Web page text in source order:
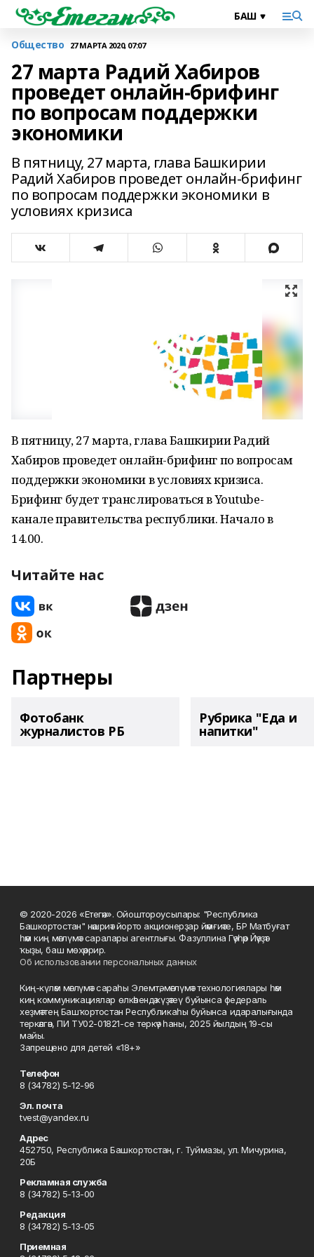
Общество 27 МАРТА 2020, 07:07
27 марта Радий Хабиров
проведет онлайн-брифинг
по вопросам поддержки
экономики
В пятницу, 27 марта, глава Башкирии
Радий Хабиров проведет онлайн-брифинг
по вопросам поддержки экономики в
условиях кризиса
В пятницу, 27 марта, глава Башкирии Радий
Хабиров проведет онлайн-брифинг по вопросам
поддержки экономики в условиях кризиса.
Брифинг будет транслироваться в Youtube-
канале правительства республики. Начало в
14.00.
Читайте нас
Партнеры
Фотобанк
журналистов РБ
Рубрика "Еда и
напитки"
© 2020-2026 «Етегән». Ойоштороусылары: "Республика
Башкортостан" нәшриәт йорто акционерҙар йәмғиәте, БР Матбуғат
һәм киң мәғлүмәт саралары агентлығы. Фазуллина Гәүһәр Йәүҙәт
ҡыҙы, баш мөхәррир.
Об использовании персональных данных
Киң-күләм мәғлүмәт сараһы Элемтә, мәғлүмәт технологиялары һәм
киң коммуникациялар өлкәһендә күҙәтеү буйынса федераль
хеҙмәттең Башҡортостан Республикаһы буйынса идаралығында
теркәлгән, ПИ ТУ02-01821-се теркәү һаны, 2025 йылдың 19-сы
майы.
Запрещено для детей «18+»
Телефон
8 (34782) 5-12-96
Эл. почта
tvest@yandex.ru
Адрес
452750, Республика Башкортостан, г. Туймазы, ул. Мичурина,
20Б
Рекламная служба
8 (34782) 5-13-00
Редакция
8 (34782) 5-13-05
Приемная